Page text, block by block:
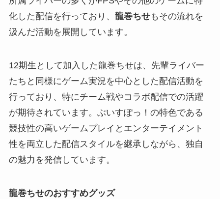
化した配信を行っており、 龍巻ちせもその流れを
汲んだ活動を展開しています。
12期生として加入した龍巻ちせは、先輩ライバー
たちと同様にゲーム実況を中心とした配信活動を
行っており、特にチーム戦やコラボ配信での活躍
が期待されています。ぶいすぽっ！の特色である
競技性の高いゲームプレイとエンターテイメント
性を両立した配信スタイルを継承しながら、独自
の魅力を発信しています。
龍巻ちせのおすすめグッズ